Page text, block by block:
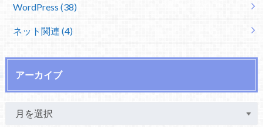
WordPress (38)
ネット関連 (4)
アーカイブ